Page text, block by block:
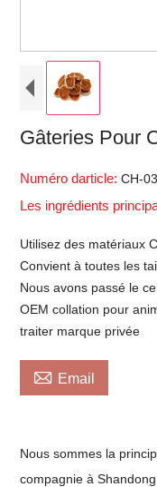
Gâteries Pour
Numéro darticle:CH-
Les ingrédients
Utilisez des matériaux
Convient à toutes les
Nous avons passé le
OEM collation pour
traiter marque privée
 Email
Nous sommes la
compagnie à